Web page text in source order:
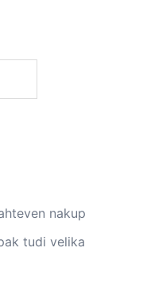
nakup
tudi velika